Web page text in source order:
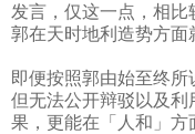
发言，仅这一点，相比
郭在天时地利造势方面
即便按照郭由始至终所
但无法公开辩驳以及
果，更能在「人和」方